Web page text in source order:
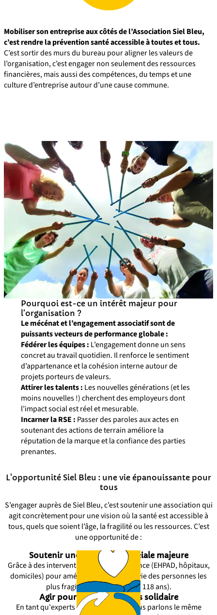
Mobiliser son entreprise aux côtés de l’Association Siel Bleu,
c’est rendre la prévention santé accessible à toutes et tous.
C’est sortir des murs du bureau pour aligner les valeurs de
l’organisation, c’est engager non seulement des ressources
financières, mais aussi des compétences, du temps et une
culture d’entreprise autour d’une cause commune.
Pourquoi est-ce un intérêt majeur pour
l’organisation ?
Le mécénat et l’engagement associatif sont de
puissants vecteurs de performance globale :
Fédérer les équipes : L’engagement donne un sens
concret au travail quotidien. Il renforce le sentiment
d’appartenance et la cohésion interne autour de
projets porteurs de valeurs.
Attirer les talents : Les nouvelles générations (et les
moins nouvelles !) cherchent des employeurs dont
l’impact social est réel et mesurable.
Incarner la RSE : Passer des paroles aux actes en
soutenant des actions de terrain améliore la
réputation de la marque et la confiance des parties
prenantes.
L'opportunité Siel Bleu : une vie épanouissante pour
tous
S’engager auprès de Siel Bleu, c’est soutenir une association qui
agit concrètement pour une vision où la santé est accessible à
tous, quels que soient l’âge, la fragilité ou les ressources.C’est
une opportunité de :
Soutenir une innovation sociale majeure
Grâce à des interventions partout en France (EHPAD, hôpitaux,
domiciles) pour améliorer la qualité de vie des personnes les
plus fragiles de tous âges (2 à 118 ans).
Agir pour une société plus solidaire
En tant qu'experts du mouvement, nous parlons le même